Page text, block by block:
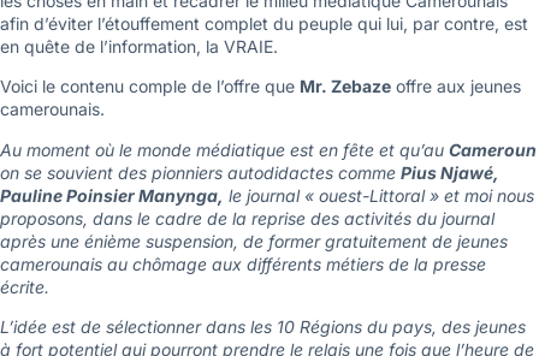
afin d’éviter l’étouffement complet du peuple qui lui, par contre, est
en quête de l’information, la VRAIE.
Voici le contenu comple de l’offre que Mr. Zebaze offre aux jeunes
camerounais.
Au moment où le monde médiatique est en fête et qu’au Cameroun
on se souvient des pionniers autodidactes comme Pius Njawé,
Pauline Poinsier Manynga, le journal « ouest-Littoral » et moi nous
proposons, dans le cadre de la reprise des activités du journal
après une énième suspension, de former gratuitement de jeunes
camerounais au chômage aux différents métiers de la presse
écrite.
L’idée est de sélectionner dans les 10 Régions du pays, des jeunes
à fort potentiel qui pourront prendre le relais une fois que l’heure de